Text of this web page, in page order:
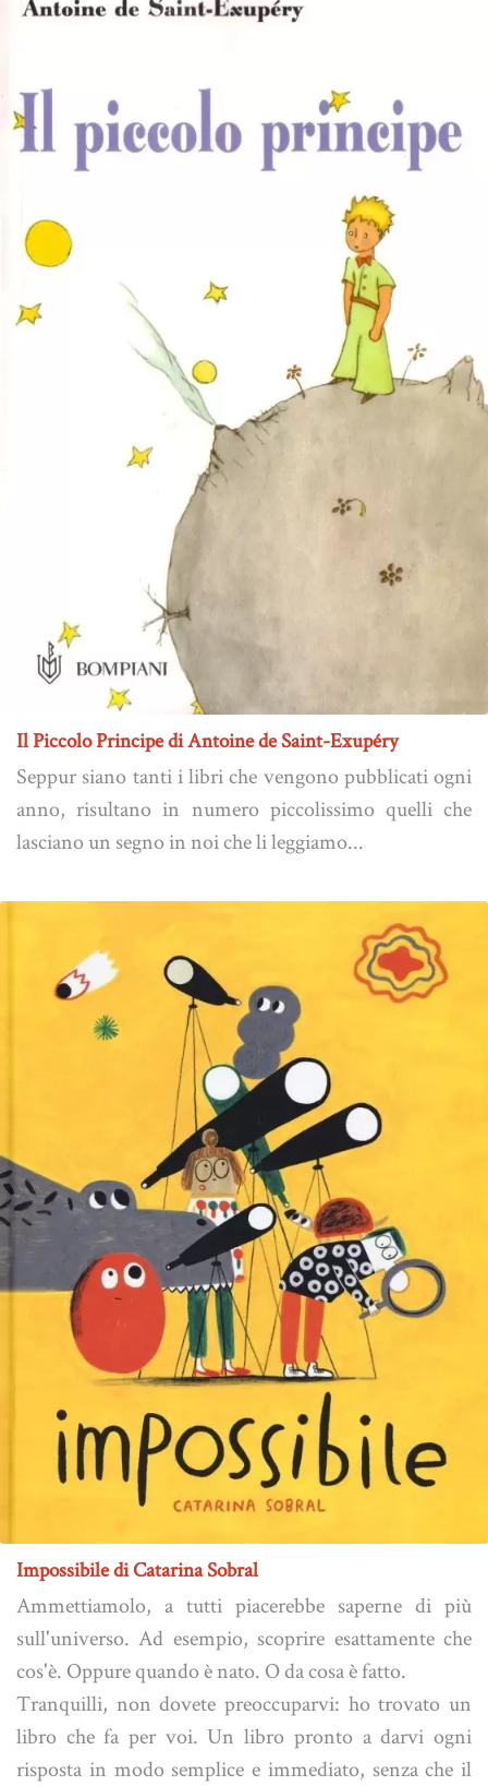
Il Piccolo Principe di Antoine de Saint-Exupéry
Seppur siano tanti i libri che vengono pubblicati ogni
anno, risultano in numero piccolissimo quelli che
lasciano un segno in noi che li leggiamo...
Impossibile di Catarina Sobral
Ammettiamolo, a tutti piacerebbe saperne di più
sull'universo. Ad esempio, scoprire esattamente che
cos'è. Oppure quando è nato. O da cosa è fatto.
Tranquilli, non dovete preoccuparvi: ho trovato un
libro che fa per voi. Un libro pronto a darvi ogni
risposta in modo semplice e immediato, senza che il